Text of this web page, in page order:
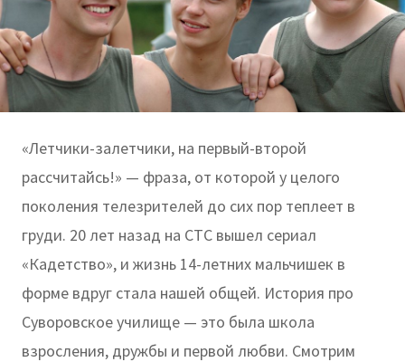
«Летчики-залетчики, на первый-второй
рассчитайсь!» — фраза, от которой у целого
поколения телезрителей до сих пор теплеет в
груди. 20 лет назад на СТС вышел сериал
«Кадетство», и жизнь 14-летних мальчишек в
форме вдруг стала нашей общей. История про
Суворовское училище — это была школа
взросления, дружбы и первой любви. Смотрим